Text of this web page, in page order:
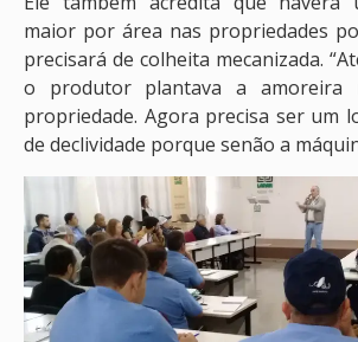
maior por área nas propriedades
precisará de colheita mecanizada.
o produtor plantava a amoreira
propriedade. Agora precisa ser um
de declividade porque senão a